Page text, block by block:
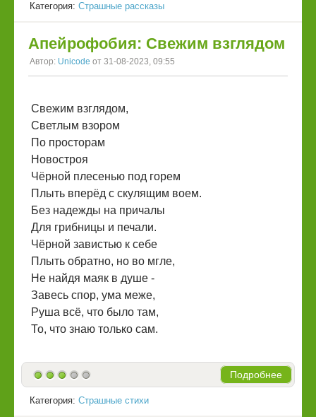
Категория: Страшные рассказы
Апейрофобия: Свежим взглядом
Автор: Unicode от 31-08-2023, 09:55
Свежим взглядом,
Светлым взором
По просторам
Новостроя
Чёрной плесенью под горем
Плыть вперёд с скулящим воем.
Без надежды на причалы
Для грибницы и печали.
Чёрной завистью к себе
Плыть обратно, но во мгле,
Не найдя маяк в душе -
Завесь спор, ума меже,
Руша всё, что было там,
То, что знаю только сам.
Подробнее
Категория: Страшные стихи